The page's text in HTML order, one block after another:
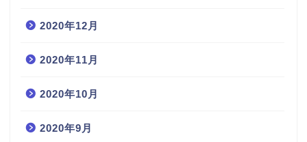
2020年12月
2020年11月
2020年10月
2020年9月